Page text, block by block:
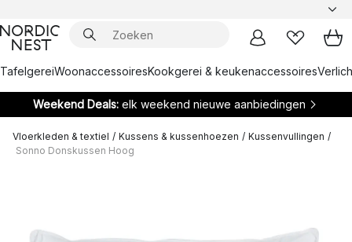
TafelgereiWoonaccessoiresKookgerei & keukenaccessoires
Weekend Deals: elk weekend nieuwe aanbiedingen
Vloerkleden & textiel / Kussens & kussenhoezen / Kussenvullingen /
Sonno Donskussen Hoog